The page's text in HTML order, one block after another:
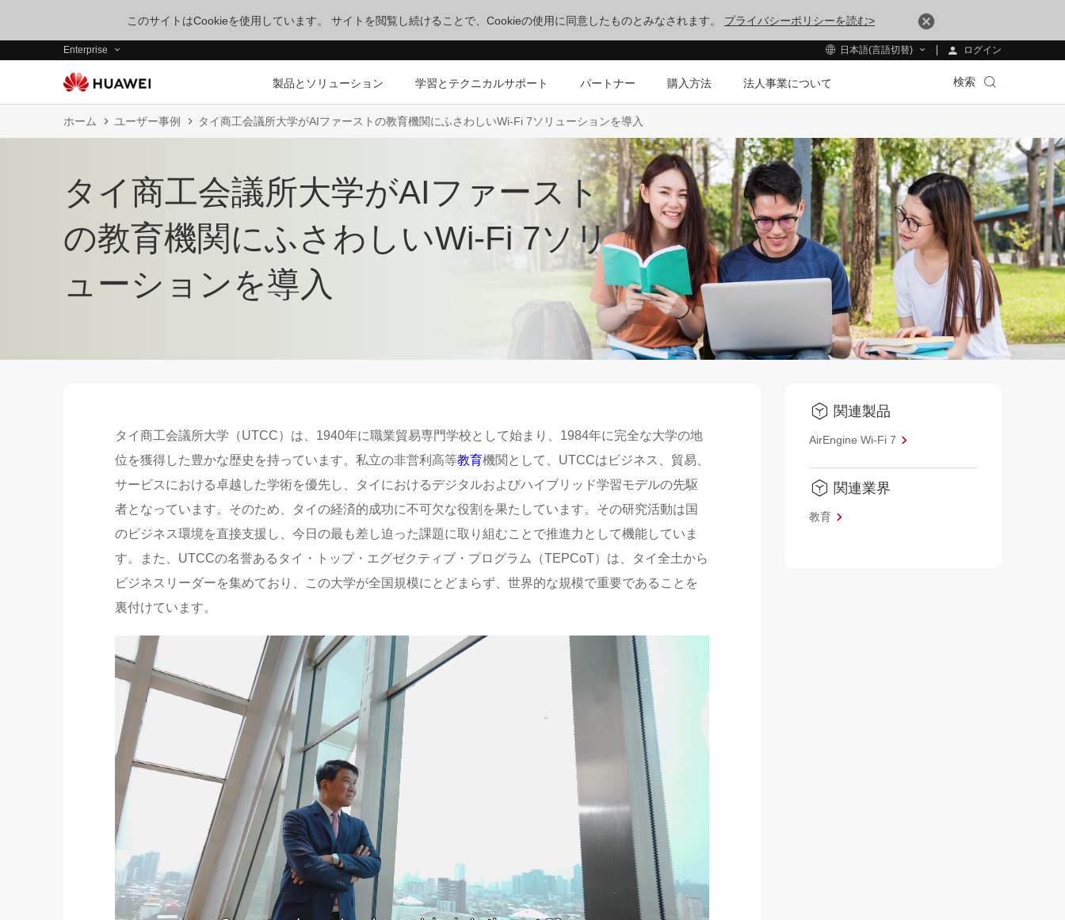
このサイトはCookieを使用しています。 サイトを閲覧し続けることで、Cookieの使用に同意したものとみなされます。 プライバシーポリシーを読む>
Enterprise 日本語(言語切替) ログイン
製品とソリューション 学習とテクニカルサポート パートナー 購入方法 法人事業について 検索
ホーム ユーザー事例 タイ商工会議所大学がAIファーストの教育機関にふさわしいWi-Fi 7ソリューションを導入
タイ商工会議所大学がAIファースト
の教育機関にふさわしいWi-Fi 7ソリ
ューションを導入
タイ商工会議所大学（UTCC）は、1940年に職業貿易専門学校として始まり、1984年に完全な大学の地
位を獲得した豊かな歴史を持っています。私立の非営利高等教育機関として、UTCCはビジネス、貿易、
サービスにおける卓越した学術を優先し、タイにおけるデジタルおよびハイブリッド学習モデルの先駆
者となっています。そのため、タイの経済的成功に不可欠な役割を果たしています。その研究活動は国
のビジネス環境を直接支援し、今日の最も差し迫った課題に取り組むことで推進力として機能していま
す。また、UTCCの名誉あるタイ・トップ・エグゼクティブ・プログラム（TEPCoT）は、タイ全土から
ビジネスリーダーを集めており、この大学が全国規模にとどまらず、世界的な規模で重要であることを
裏付けています。
関連製品
AirEngine Wi-Fi 7
関連業界
教育